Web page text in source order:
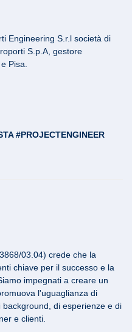
Engineering S.r.l società di
S.p.A, gestore
Pisa.
#PROJECTENGINEER
03.04) crede che la
chiave per il successo e la
impegnati a creare un
l'uguaglianza di
di esperienze e di
e clienti.